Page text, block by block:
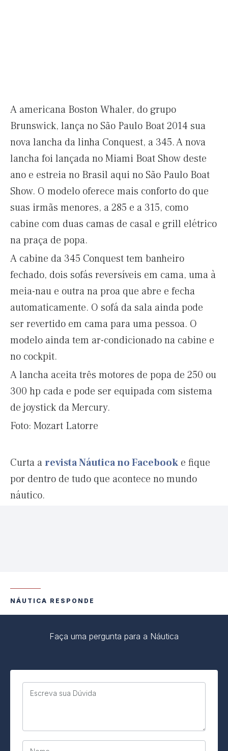
A americana Boston Whaler, do grupo
Brunswick, lança no São Paulo Boat 2014 sua
nova lancha da linha Conquest, a 345. A nova
lancha foi lançada no Miami Boat Show deste
ano e estreia no Brasil aqui no São Paulo Boat
Show. O modelo oferece mais conforto do que
suas irmãs menores, a 285 e a 315, como
cabine com duas camas de casal e grill elétrico
na praça de popa.
A cabine da 345 Conquest tem banheiro
fechado, dois sofás reversíveis em cama, uma à
meia-nau e outra na proa que abre e fecha
automaticamente. O sofá da sala ainda pode
ser revertido em cama para uma pessoa. O
modelo ainda tem ar-condicionado na cabine e
no cockpit.
A lancha aceita três motores de popa de 250 ou
300 hp cada e pode ser equipada com sistema
de joystick da Mercury.
Foto: Mozart Latorre
Curta arevista Náutica no Facebook e fique
por dentro de tudo que acontece no mundo
náutico.
NÁUTICA RESPONDE
Faça uma pergunta para a Náutica
Escreva sua Dúvida